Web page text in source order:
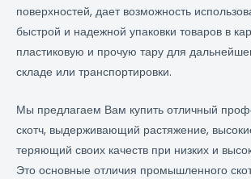
поверхностей, дает возможность
быстрой и надежной упаковки товаров в
пластиковую и прочую тару для
складе или транспортировки.
Мы предлагаем Вам купить отличный
скотч, выдерживающий растяжение,
теряющий своих качеств при низких и
Это основные отличия промышленного